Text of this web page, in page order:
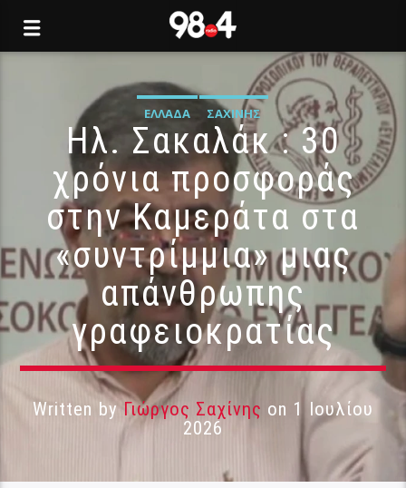
ΕΛΛΆΔΑ ΣΑΧΊΝΗΣ
Ηλ. Σακαλάκ : 30
χρόνια προσφοράς
στην Καμεράτα στα
«συντρίμμια» μιας
απάνθρωπης
γραφειοκρατίας
Written byΓιώργος Σαχίνης on 1 Ιουλίου
2026